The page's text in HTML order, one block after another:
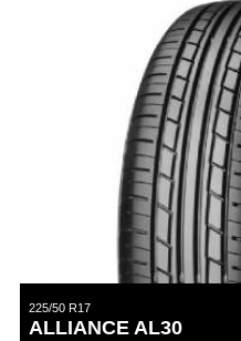
225/50 R17
ALLIANCE AL30